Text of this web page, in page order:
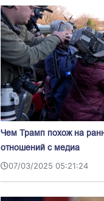
Чем Трамп похож на
отношений с медиа
07/03/2025 05:21:24